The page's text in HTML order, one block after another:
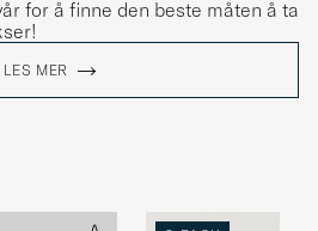
for å finne den beste måten å ta
LES MER